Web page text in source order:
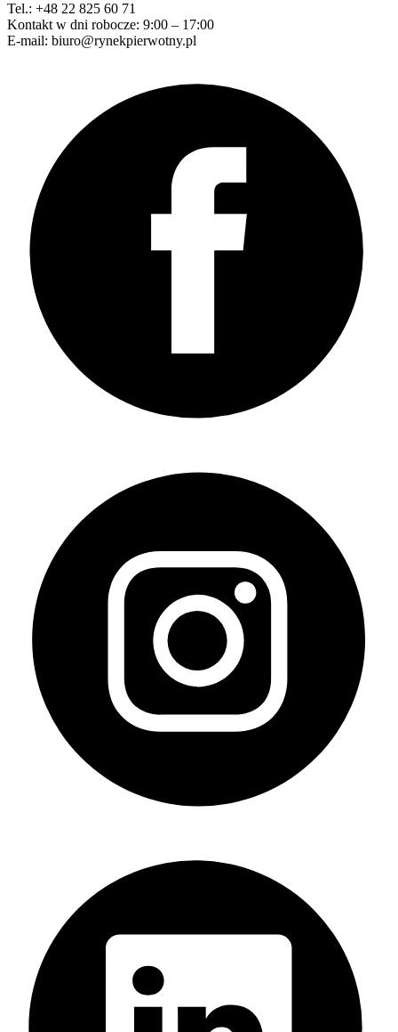
Tel.: +48 22 825 60 71
Kontakt w dni robocze: 9:00 – 17:00
E-mail: biuro@rynekpierwotny.pl